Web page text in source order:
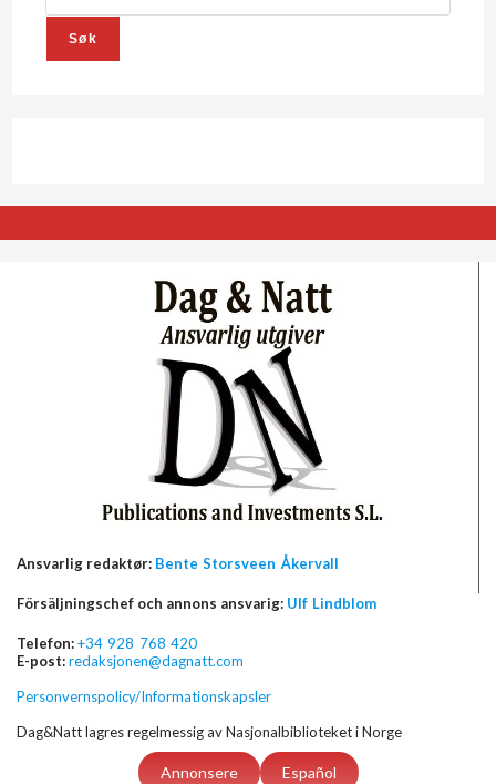
Søk
Ansvarlig redaktør: Bente Storsveen Åkervall
Försäljningschef och annons ansvarig: Ulf Lindblom
Telefon:+34 928 768 420
E-post:redaksjonen@dagnatt.com
Personvernspolicy/Informationskapsler
Dag&Natt lagres regelmessig av Nasjonalbiblioteket i Norge
Annonsere Español